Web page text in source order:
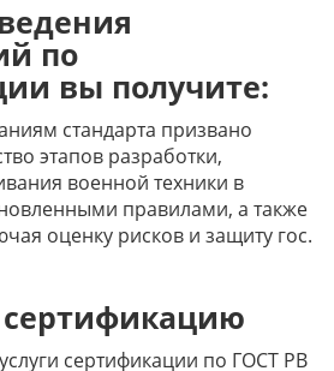
по
вы получите:
стандарта призвано
этапов разработки,
военной техники в
правилами, а также
оценку рисков и защиту гос.
сертификации по ГОСТ РВ